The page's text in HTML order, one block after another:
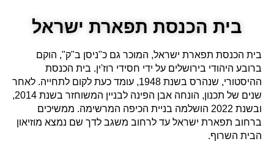
בית הכנסת תפארת ישראל
בית הכנסת תפארת ישראל, המוכר גם כ"ניסן ב"ק", הוקם
ברובע היהודי בירושלים על ידי חסידי רוז'ין. בית הכנסת
ההיסטורי, שנהרס בשנת 1948, עומד כעת לקום לתחייה. לאחר
שנים של תכנון, הונחה אבן הפינה לבניין המשוחזר בשנת 2014,
ובשנת 2022 הושלמה בניית הכיפה המרשימה. ממשיכים
ברחוב תפארת ישראל עד לרחוב משגב לדך שם נמצא מוזיאון
הבית השרוף.